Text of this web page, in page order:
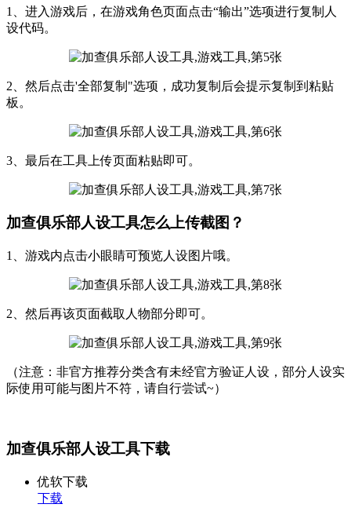
1、进入游戏后，在游戏角色页面点击“输出”选项进行复制人
设代码。
2、然后点击'全部复制"选项，成功复制后会提示复制到粘贴
板。
3、最后在工具上传页面粘贴即可。
加查俱乐部人设工具怎么上传截图？
1、游戏内点击小眼睛可预览人设图片哦。
2、然后再该页面截取人物部分即可。
（注意：非官方推荐分类含有未经官方验证人设，部分人设实
际使用可能与图片不符，请自行尝试~）
加查俱乐部人设工具下载
优软下载
下载